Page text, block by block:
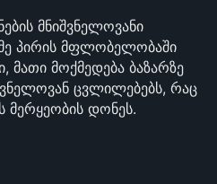
მნიშვნელოვანი
პირის მფლობელობაში
მათი მოქმედება ბაზარზე
ცვლილებებს, რაც
მერყეობის დონეს.